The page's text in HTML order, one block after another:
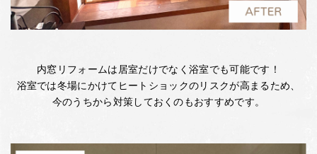
内窓リフォームは居室だけでなく浴室でも可能です！
浴室では冬場にかけてヒートショックのリスクが高まるため、
今のうちから対策しておくのもおすすめです。